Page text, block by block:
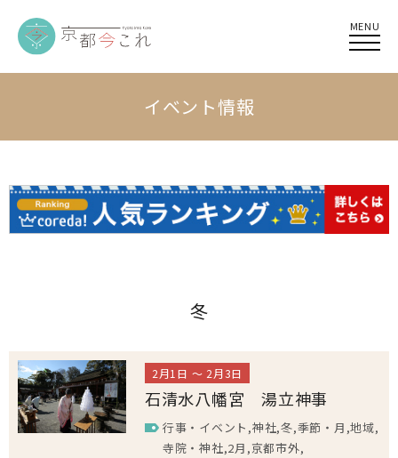
MENU
イベント情報
冬
2月1日 ～ 2月3日
石清水八幡宮 湯立神事
行事・イベント 神社 冬 季節・月 地域
寺院・神社 2月 京都市外